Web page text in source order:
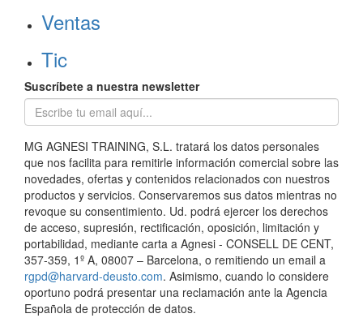
Ventas
Tic
Suscríbete a nuestra newsletter
MG AGNESI TRAINING, S.L. tratará los datos personales
que nos facilita para remitirle información comercial sobre las
novedades, ofertas y contenidos relacionados con nuestros
productos y servicios. Conservaremos sus datos mientras no
revoque su consentimiento. Ud. podrá ejercer los derechos
de acceso, supresión, rectificación, oposición, limitación y
portabilidad, mediante carta a Agnesi - CONSELL DE CENT,
357-359, 1º A, 08007 – Barcelona, o remitiendo un email a
rgpd@harvard-deusto.com. Asimismo, cuando lo considere
oportuno podrá presentar una reclamación ante la Agencia
Española de protección de datos.